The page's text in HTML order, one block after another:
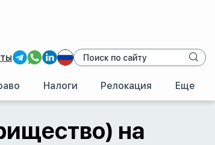
Налоги Релокация Еще
на